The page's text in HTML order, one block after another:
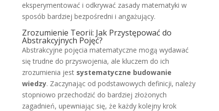
eksperymentować i odkrywać zasady matematyki w
sposób bardziej bezpośredni i angażujący.
Zrozumienie Teorii: Jak Przystępować do
Abstrakcyjnych Pojęć?
Abstrakcyjne pojęcia matematyczne mogą wydawać
się trudne do przyswojenia, ale kluczem do ich
zrozumienia jest systematyczne budowanie
wiedzy. Zaczynając od podstawowych definicji, należy
stopniowo przechodzić do bardziej złożonych
zagadnień, upewniając się, że każdy kolejny krok